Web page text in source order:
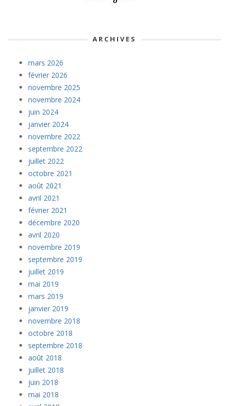
ARCHIVES
mars 2026
février 2026
novembre 2025
novembre 2024
juin 2024
janvier 2024
novembre 2022
septembre 2022
juillet 2022
octobre 2021
août 2021
avril 2021
février 2021
décembre 2020
avril 2020
novembre 2019
septembre 2019
juillet 2019
mai 2019
mars 2019
janvier 2019
novembre 2018
octobre 2018
septembre 2018
août 2018
juillet 2018
juin 2018
mai 2018